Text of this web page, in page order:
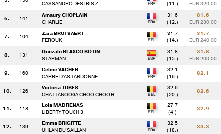
() 106 - A.COEVOET / CARMELLO Z
() 109 - M.DEBRUS / FIOR
() 111 - V.EMSENS / H.CYCLON
() 122 - L.PONCELET / ELIXIR DES CABANES
CASSANDRO DES IRIS Z
(11.)
EUR 320.00
6. 141
Amaury CHOPLAIN
CHARLIE
31.6
(12.)
31.6
EUR 280.00
7. 104
Zara BRUTSAERT
FEROUK
31.7
(14.)
31.7
EUR 240.00
8. 131
Gonzalo BLASCO BOTIN
STARMAN
31.8
(15.)
31.8
EUR 200.00
9. 160
Celine VACHER
CARRE D'AS TARDONNE
32.1
(16.)
32.1
10. 126
Victoria TUBES
CHATTANOOGA CHOO CHOO H
32.6
(20.)
32.6
11. 118
Lola MADRENAS
LIBERTY TOUCH 3
27.7
(4.)
32.9
12. 139
Emma BRIGITTE
UHLAN DU SAILLAN
32.5
(18.)
33.3